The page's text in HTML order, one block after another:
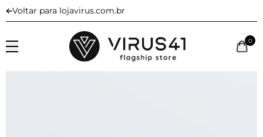
Voltar para lojavirus.com.br
0